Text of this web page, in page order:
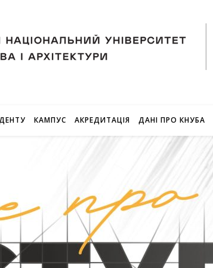
КАМПУС АКРЕДИТАЦІЯ ДАНІ ПРО КНУБА